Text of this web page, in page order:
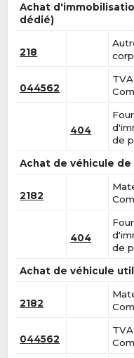
Achat
dédié)
218
044562
404
de
Achat de véhicule
2182
404
de
Achat de véhicule
2182
044562